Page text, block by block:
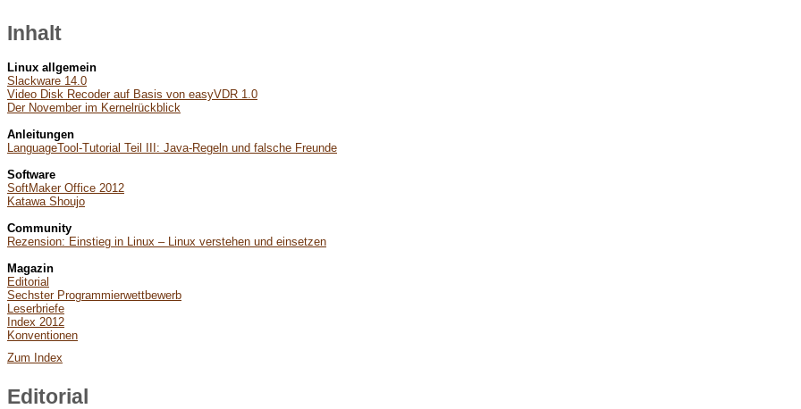
Inhalt
Linux allgemein
Slackware 14.0
Video Disk Recoder auf Basis von easyVDR 1.0
Der November im Kernelrückblick
Anleitungen
LanguageTool-Tutorial Teil III: Java-Regeln und falsche Freunde
Software
SoftMaker Office 2012
Katawa Shoujo
Community
Rezension: Einstieg in Linux – Linux verstehen und einsetzen
Magazin
Editorial
Sechster Programmierwettbewerb
Leserbriefe
Index 2012
Konventionen
Zum Index
Editorial